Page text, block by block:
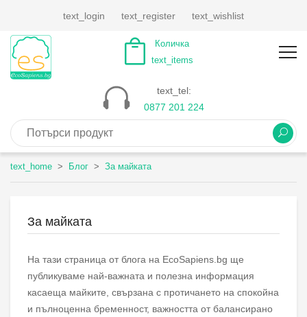
text_login text_register text_wishlist
Количка
text_items
text_tel:
0877 201 224
text_home Блог За майката
За майката
На тази страница от блога на EcoSapiens.bg ще
публикуваме най-важната и полезна информация
касаеща майките, свързана с протичането на спокойна
и пълноценна бременност, важността от балансирано